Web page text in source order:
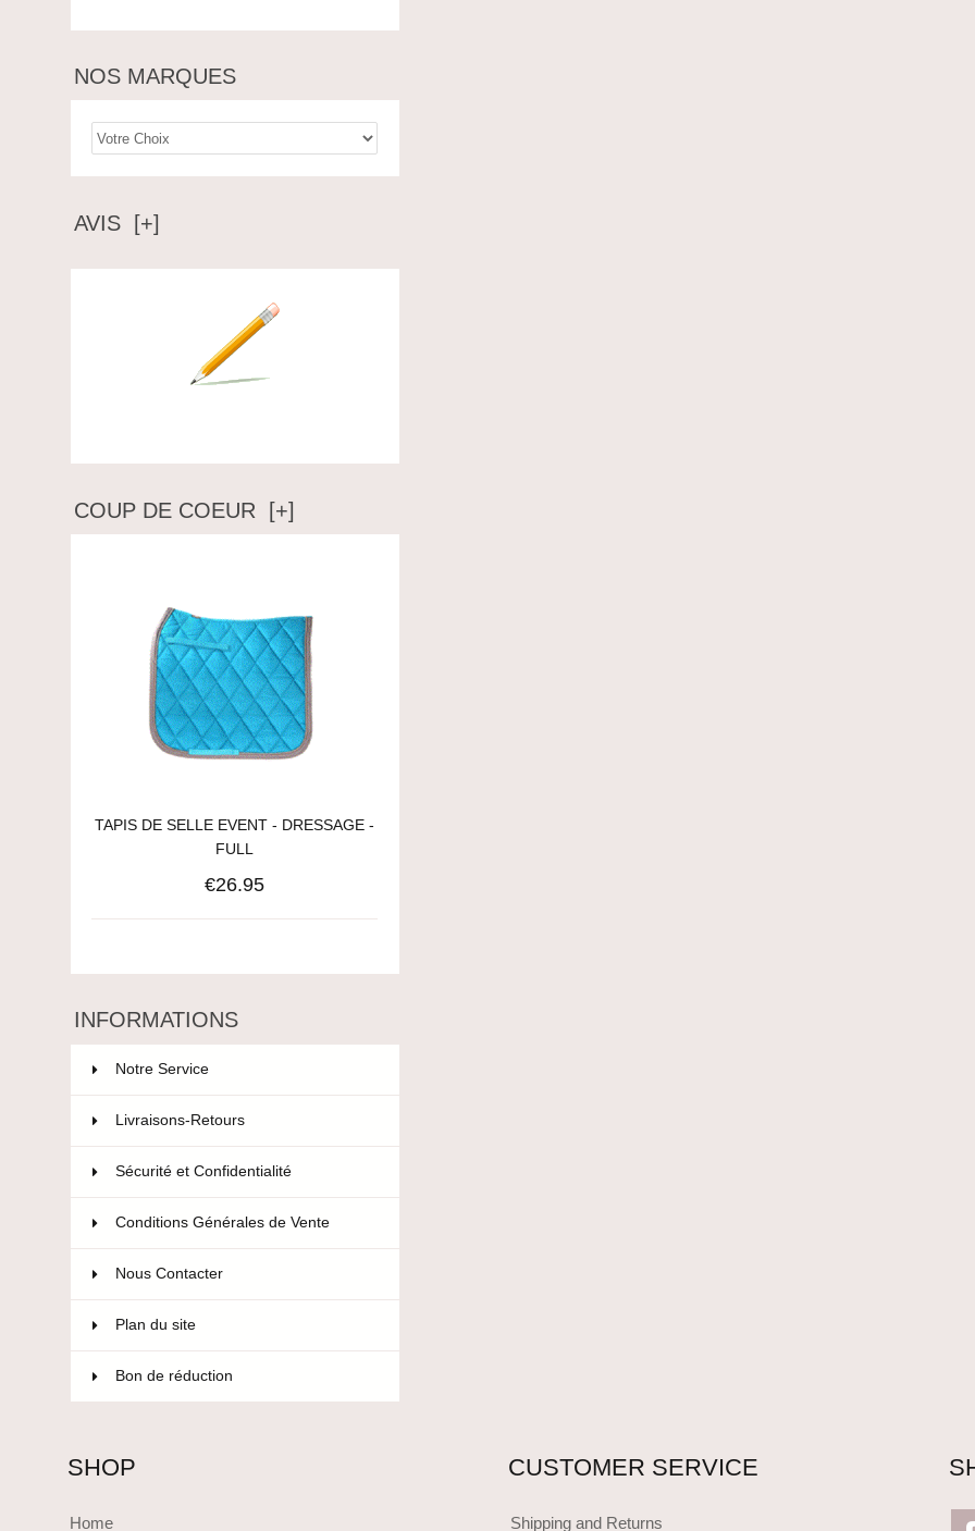
NOS MARQUES
AVIS [+]
COUP DE COEUR [+]
TAPIS DE SELLE EVENT - DRESSAGE -
FULL
€26.95
INFORMATIONS
Notre Service
Livraisons-Retours
Sécurité et Confidentialité
Conditions Générales de Vente
Nous Contacter
Plan du site
Bon de réduction
SHOP
Home
CUSTOMER SERVICE
Shipping and Returns